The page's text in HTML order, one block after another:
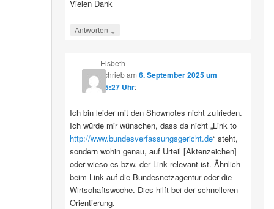
Vielen Dank
Antworten ↓
Elsbeth
schriebam 6. September 2025 um
15:27 Uhr:
Ich bin leider mit den Shownotes nicht zufrieden.
Ich würde mir wünschen, dass da nicht „Link to
http://www.bundesverfassungsgericht.de“ steht,
sondern wohin genau, auf Urteil [Aktenzeichen]
oder wieso es bzw. der Link relevant ist. Ähnlich
beim Link auf die Bundesnetzagentur oder die
Wirtschaftswoche. Dies hilft bei der schnelleren
Orientierung.